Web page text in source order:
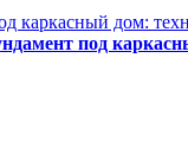
под